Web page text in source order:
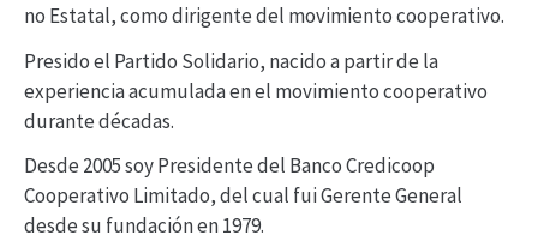
d
e
v
d
e
no Estatal, como dirigente del movimiento cooperativo.
Presido el Partido Solidario, nacido a partir de la
experiencia acumulada en el movimiento cooperativo
durante décadas.
Desde 2005 soy Presidente del Banco Credicoop
Cooperativo Limitado, del cual fui Gerente General
desde su fundación en 1979.